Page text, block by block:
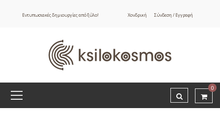
Εντυπωσιακές δημιουργίες από ξύλο! Χονδρική Σύνδεση / Εγγραφή
0